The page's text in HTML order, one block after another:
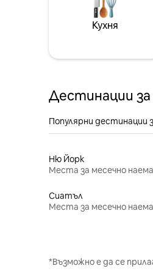
Кухня
Дестинации
Популярни
Ню Йорк
Места за месечно
Сиатъл
Места за месечно
*Възможно е да се